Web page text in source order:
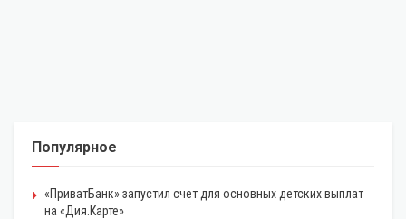
Популярное
«ПриватБанк» запустил счет для основных детских выплат
на «Дия.Карте»